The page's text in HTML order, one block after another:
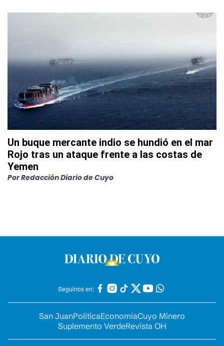
Un buque mercante indio se hundió en el mar
Rojo tras un ataque frente a las costas de
Yemen
PorRedacción Diario de Cuyo
Seguinos en:
San JuanPolíticaEconomíaCuyo Minero
Suplemento VerdeRevista OH